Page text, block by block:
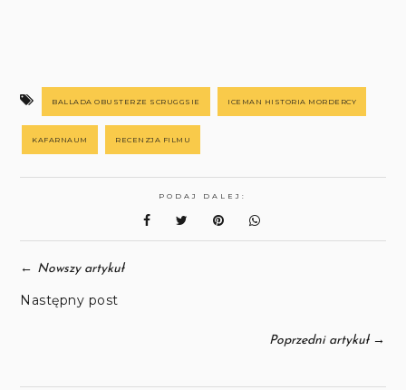
BALLADA OBUSTERZE SCRUGGSIE ICEMAN HISTORIA MORDERCY
KAFARNAUM RECENZJA FILMU
PODAJ DALEJ:
← Nowszy artykuł
Następny post
Poprzedni artykuł→